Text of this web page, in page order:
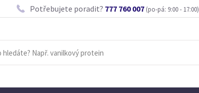
Potřebujete poradit? 777 760 007 (po-pá: 9:00 - 17:00)